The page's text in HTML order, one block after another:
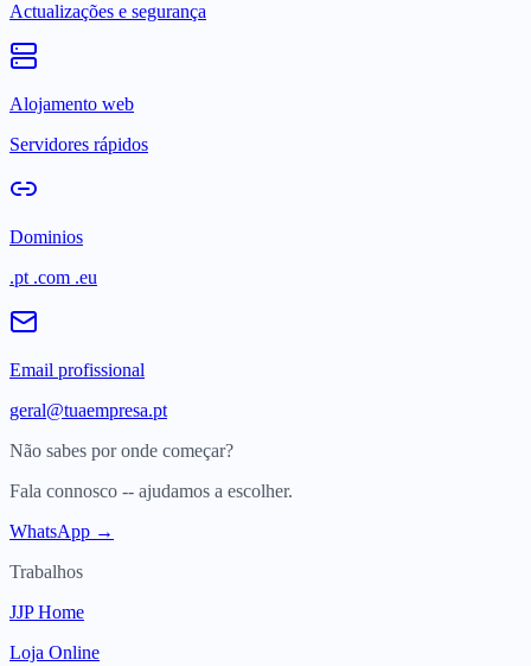
Actualizações e segurança
Alojamento web
Servidores rápidos
Dominios
.pt .com .eu
Email profissional
geral@tuaempresa.pt
Não sabes por onde começar?
Fala connosco -- ajudamos a escolher.
WhatsApp →
Trabalhos
JJP Home
Loja Online